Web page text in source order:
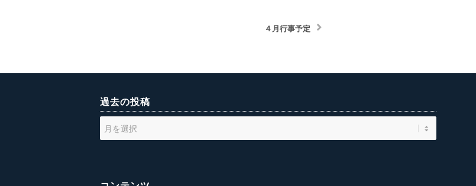
４月行事予定
過去の投稿